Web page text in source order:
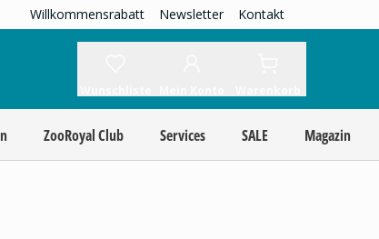
Willkommensrabatt Newsletter Kontakt
ZooRoyal Club Services SALE Magazin